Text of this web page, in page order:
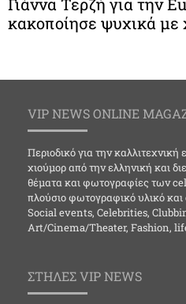
κακοποίησε ψυχικά με
VIP NEWS ONLINE
Περιοδικό για την
χιούμορ από την ελληνική και
θέματα και φωτογραφίες των
πλούσιο φωτογραφικό υλικό
Social events, Celebrities,
Art/Cinema/Theater, Fashion,
ΣΤΗΛΕΣ VIP NEWS